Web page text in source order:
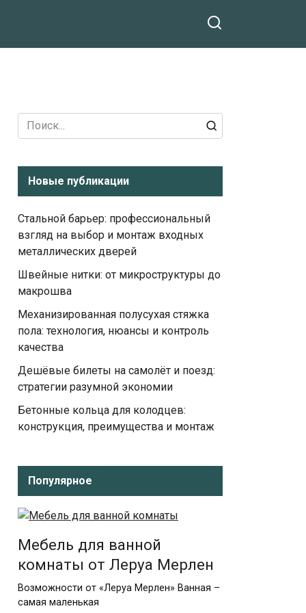
Search
for:
Новые публикации
Стальной барьер: профессиональный
взгляд на выбор и монтаж входных
металлических дверей
Швейные нитки: от микроструктуры до
макрошва
Механизированная полусухая стяжка
пола: технология, нюансы и контроль
качества
Дешёвые билеты на самолёт и поезд:
стратегии разумной экономии
Бетонные кольца для колодцев:
конструкция, преимущества и монтаж
Популярное
Мебель для ванной
комнаты от Леруа Мерлен
Возможности от «Леруа Мерлен» Ванная –
самая маленькая